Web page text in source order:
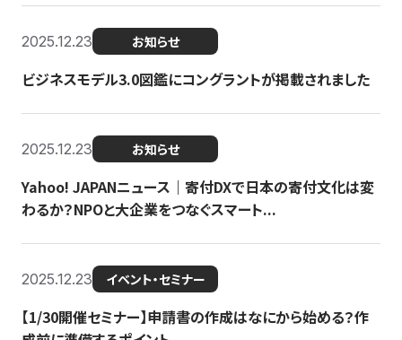
2025.12.23 お知らせ
ビジネスモデル3.0図鑑にコングラントが掲載されました
2025.12.23 お知らせ
Yahoo! JAPANニュース｜寄付DXで日本の寄付文化は変
わるか？NPOと大企業をつなぐスマート...
2025.12.23 イベント・セミナー
【1/30開催セミナー】申請書の作成はなにから始める？作